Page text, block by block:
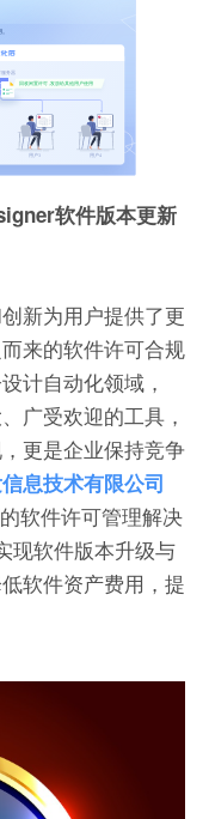
软件版本更新
新为用户提供了更
来的软件许可合规
计自动化领域，
广受欢迎的工具，
更是企业保持竞争
息技术有限公司
软件许可管理解决
软件版本升级与
软件资产费用，提